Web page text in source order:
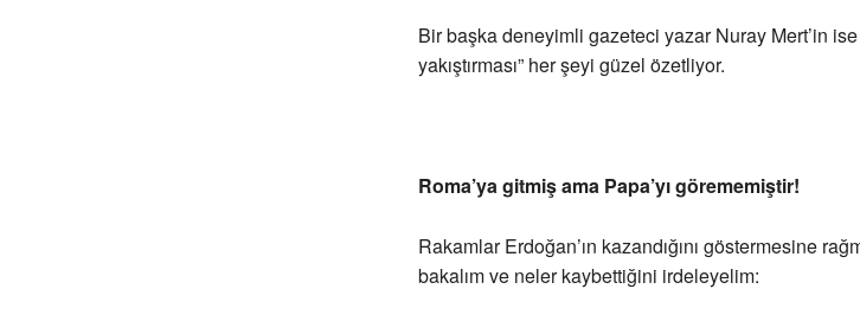
Bir başka deneyimli gazeteci yazar Nuray Mert’in
yakıştırması” her şeyi güzel özetliyor.
Roma’ya gitmiş ama Papa’yı görememiştir!
Rakamlar Erdoğan’ın kazandığını göstermesine
bakalım ve neler kaybettiğini irdeleyelim: